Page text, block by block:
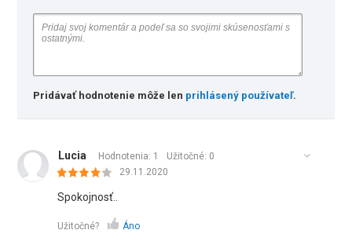
Pridávať hodnotenie môže len prihlásený používateľ.
Lucia Hodnotenia: 1 Užitočné: 0
29.11.2020
Spokojnosť..
Užitočné? Áno